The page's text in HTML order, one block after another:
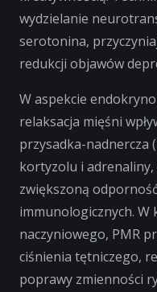
wydzielanie
serotonina,
redukcji objawów
W aspekcie
relaksacja mięśni
przysadka-nadnercza
kortyzolu i adrenaliny,
zwiększoną
immunologicznych. W
naczyniowego, PMR
ciśnienia tętniczego,
poprawy zmienności